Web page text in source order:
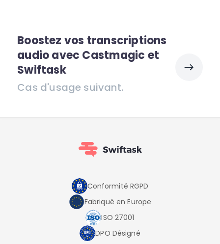
Boostez vos transcriptions
audio avec Castmagic et
Swiftask
Cas d'usage suivant.
Conformité RGPD
Fabriqué en Europe
ISO 27001
DPO Désigné